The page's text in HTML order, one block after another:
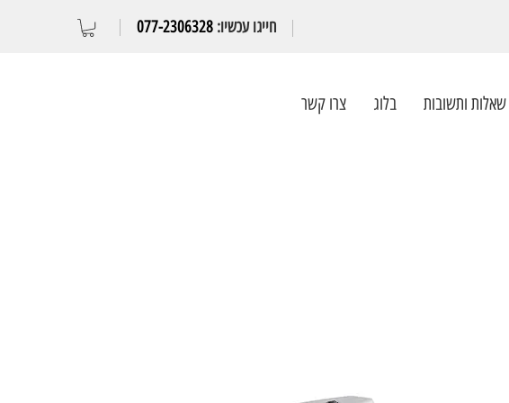
חייגו עכשיו: 077-2306328
שאלות ותשובות בלוג צרו קשר